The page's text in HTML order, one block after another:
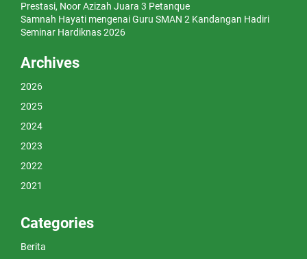
Prestasi, Noor Azizah Juara 3 Petanque
Samnah Hayati mengenaiGuru SMAN 2 Kandangan Hadiri
Seminar Hardiknas 2026
Archives
2026
2025
2024
2023
2022
2021
Categories
Berita